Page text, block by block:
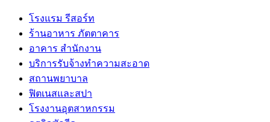
โรงแรม รีสอร์ท
ร้านอาหาร ภัตตาคาร
อาคาร สำนักงาน
บริการรับจ้างทำความสะอาด
สถานพยาบาล
ฟิตเนสและสปา
โรงงานอุตสาหกรรม